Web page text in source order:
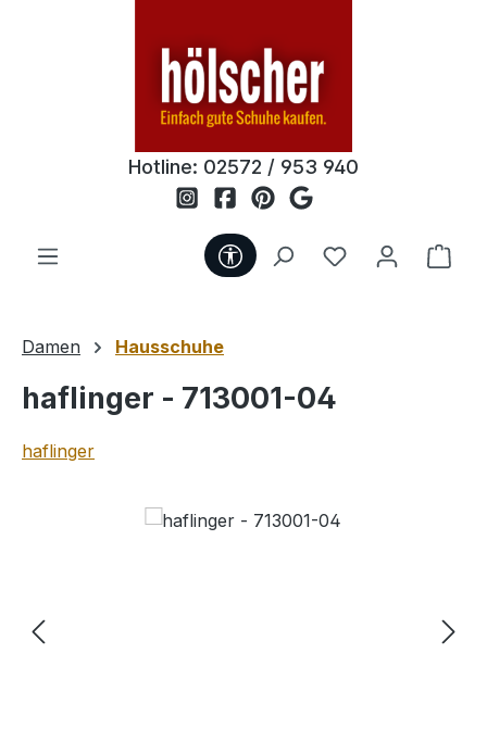
Hotline: 02572 / 953 940
Werkzeugleiste anzeigen
Du hast 0
Damen Hausschuhe
haflinger - 713001-04
haflinger
Bildergalerie überspringen